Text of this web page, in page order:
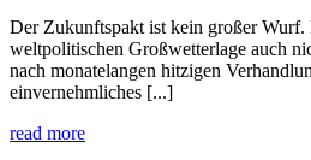
Der Zukunftspakt ist kein großer Wurf.
weltpolitischen Großwetterlage auch
nach monatelangen hitzigen
einvernehmliches [...]
read more